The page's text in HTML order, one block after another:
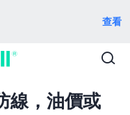
查看
線，油價或